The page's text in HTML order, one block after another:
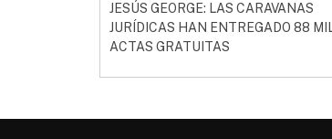
JESÚS GEORGE: LAS CARAVANAS
JURÍDICAS HAN ENTREGADO 88
ACTAS GRATUITAS